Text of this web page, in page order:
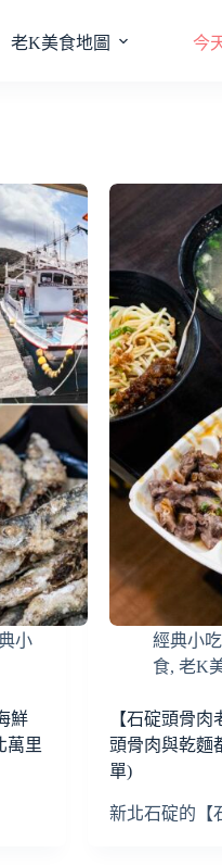
老K美食地圖 今
小
鮮
萬里
經典小吃
食,老K
【石碇頭骨
頭骨肉與乾麵
單)
新北石碇的【